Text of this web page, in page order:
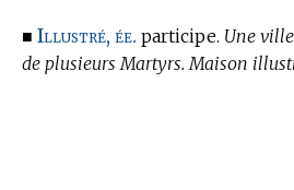
■ Illustré, ée. participe. Une
de plusieurs Martyrs. Maison